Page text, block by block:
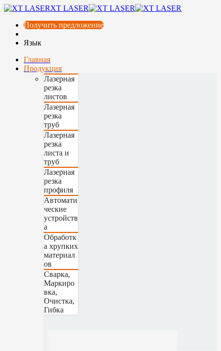
XT LASER
Получить предложение
Язык
Главная
Продукция
Лазерная
резка
листов
Лазерная
резка
труб
Лазерная
резка
листа и
труб
Лазерная
резка
профиля
Автомати
ческие
устройств
а
Обработк
а хрупких
материал
ов
Сварка,
Маркиро
вка,
Очистка,
Гибка